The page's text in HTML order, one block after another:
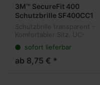
3M™ SecureFit 400
Schutzbrille SF400CC1
Schutzbrille transparent -
Komfortabler Sitz, UC-
sofort lieferbar
ab 8,75 € *